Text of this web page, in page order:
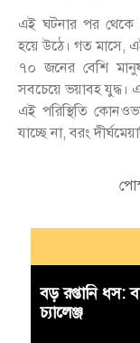
এই ঘটনার পর থেকে
হয়ে উঠে। গত মাসে,
৭০ জনের বেশি
সবচেয়ে ভয়াবহ যুদ্ধ।
এই পরিস্থিতি
যাচ্ছে না, বরং
বড় রপ্তানি ধস:
চ্যালেঞ্জ